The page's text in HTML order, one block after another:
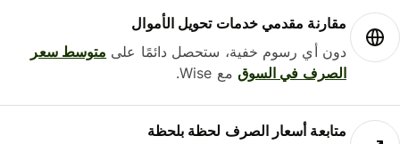
مقارنة مقدمي خدمات تحويل الأموال
دون أي رسوم خفية، ستحصل دائمًا علىمتوسط ​​سعر
الصرف في السوقمع Wise.
متابعة أسعار الصرف لحظة بلحظة